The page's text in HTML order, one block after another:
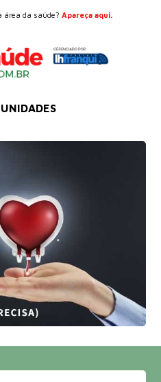
área da saúde?Apareça aqui.
UNIDADES